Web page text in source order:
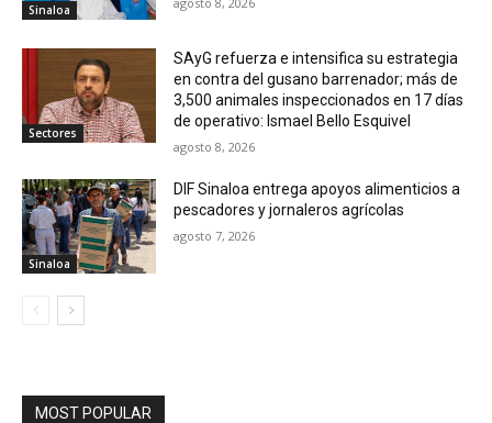
Sinaloa
Sectores
SAyG refuerza e intensifica su estrategia
en contra del gusano barrenador; más de
3,500 animales inspeccionados en 17 días
de operativo: Ismael Bello Esquivel
agosto 8, 2026
Sinaloa
DIF Sinaloa entrega apoyos alimenticios a
pescadores y jornaleros agrícolas
agosto 7, 2026
MOST POPULAR